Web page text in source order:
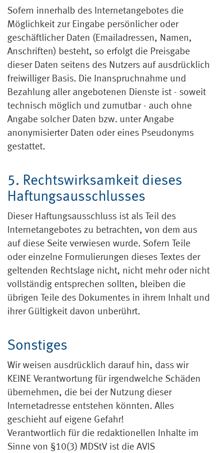
Sofern innerhalb des Internetangebotes die
Möglichkeit zur Eingabe persönlicher oder
geschäftlicher Daten (Emailadressen, Namen,
Anschriften) besteht, so erfolgt die Preisgabe
dieser Daten seitens des Nutzers auf ausdrücklich
freiwilliger Basis. Die Inanspruchnahme und
Bezahlung aller angebotenen Dienste ist - soweit
technisch möglich und zumutbar - auch ohne
Angabe solcher Daten bzw. unter Angabe
anonymisierter Daten oder eines Pseudonyms
gestattet.
5. Rechtswirksamkeit dieses
Haftungs­ausschlusses
Dieser Haftungsausschluss ist als Teil des
Internetangebotes zu betrachten, von dem aus
auf diese Seite verwiesen wurde. Sofern Teile
oder einzelne Formulierungen dieses Textes der
geltenden Rechtslage nicht, nicht mehr oder nicht
vollständig entsprechen sollten, bleiben die
übrigen Teile des Dokumentes in ihrem Inhalt und
ihrer Gültigkeit davon unberührt.
Sonstiges
Wir weisen ausdrücklich darauf hin, dass wir
KEINE Verantwortung für irgendwelche Schäden
übernehmen, die bei der Nutzung dieser
Internetadresse entstehen könnten. Alles
geschieht auf eigene Gefahr!
Verantwortlich für die redaktionellen Inhalte im
Sinne von §10(3) MDStV ist die AVIS